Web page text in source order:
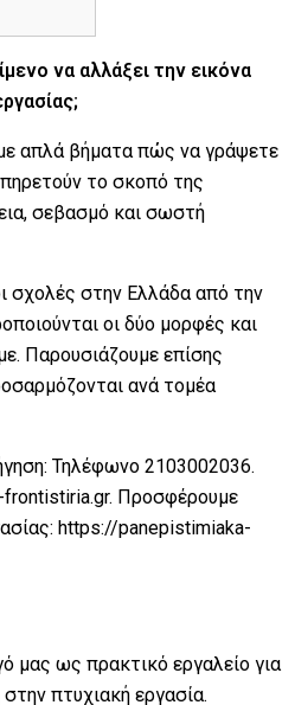
να αλλάξει την εικόνα
απλά βήματα πώς να γράψετε
το σκοπό της
σεβασμό και σωστή
σχολές στην Ελλάδα από την
οι δύο μορφές και
Παρουσιάζουμε επίσης
ανά τομέα
Τηλέφωνο 2103002036.
Προσφέρουμε
https://panepistimiaka-
μας ως πρακτικό εργαλείο για
πτυχιακή εργασία.